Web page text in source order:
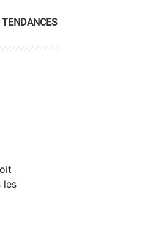
TENDANCES
les